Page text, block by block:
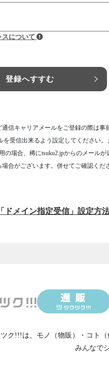
スについて
登録へすすむ
信キャリアメールをご登録の際は事
を受信出来るよう設定してください。
の場合、稀にtsuku2.jpからのメールが
合がございます。併せてご確認くだ
ドメイン指定受信」設定方
ク!!!は、 モノ（物販） ・ コト（
みんなで